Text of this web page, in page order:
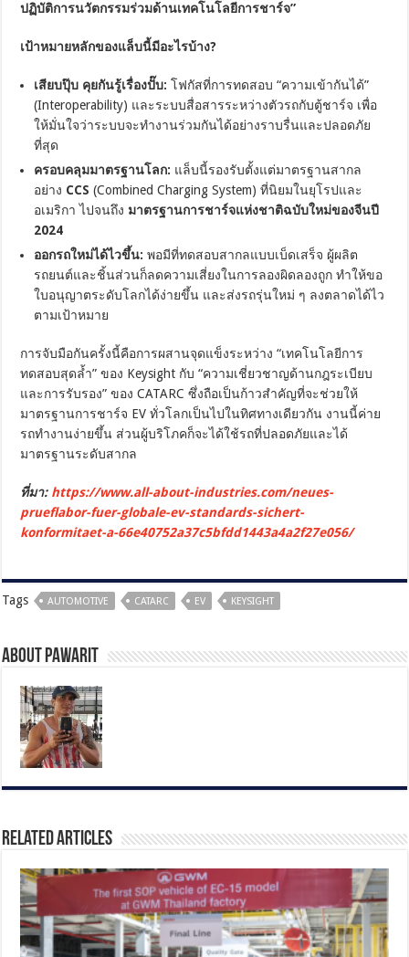
ปฏิบัติการนวัตกรรมร่วมด้านเทคโนโลยีการชาร์จ”
เป้าหมายหลักของแล็บนี้มีอะไรบ้าง?
เสียบปุ๊บ คุยกันรู้เรื่องปั๊บ: โฟกัสที่การทดสอบ “ความเข้ากันได้”
(Interoperability) และระบบสื่อสารระหว่างตัวรถกับตู้ชาร์จ เพื่อ
ให้มั่นใจว่าระบบจะทำงานร่วมกันได้อย่างราบรื่นและปลอดภัย
ที่สุด
ครอบคลุมมาตรฐานโลก: แล็บนี้รองรับตั้งแต่มาตรฐานสากล
อย่าง CCS (Combined Charging System) ที่นิยมในยุโรปและ
อเมริกา ไปจนถึง มาตรฐานการชาร์จแห่งชาติฉบับใหม่ของจีนปี
2024
ออกรถใหม่ได้ไวขึ้น: พอมีที่ทดสอบสากลแบบเบ็ดเสร็จ ผู้ผลิต
รถยนต์และชิ้นส่วนก็ลดความเสี่ยงในการลองผิดลองถูก ทำให้ขอ
ใบอนุญาตระดับโลกได้ง่ายขึ้น และส่งรถรุ่นใหม่ ๆ ลงตลาดได้ไว
ตามเป้าหมาย
การจับมือกันครั้งนี้คือการผสานจุดแข็งระหว่าง “เทคโนโลยีการ
ทดสอบสุดล้ำ” ของ Keysight กับ “ความเชี่ยวชาญด้านกฎระเบียบ
และการรับรอง” ของ CATARC ซึ่งถือเป็นก้าวสำคัญที่จะช่วยให้
มาตรฐานการชาร์จ EV ทั่วโลกเป็นไปในทิศทางเดียวกัน งานนี้ค่าย
รถทำงานง่ายขึ้น ส่วนผู้บริโภคก็จะได้ใช้รถที่ปลอดภัยและได้
มาตรฐานระดับสากล
ที่มา: https://www.all-about-industries.com/neues-
prueflabor-fuer-globale-ev-standards-sichert-
konformitaet-a-66e40752a37c5bfdd1443a4a2f27e056/
Tags AUTOMOTIVE CATARC EV KEYSIGHT
About pawarit
Related Articles